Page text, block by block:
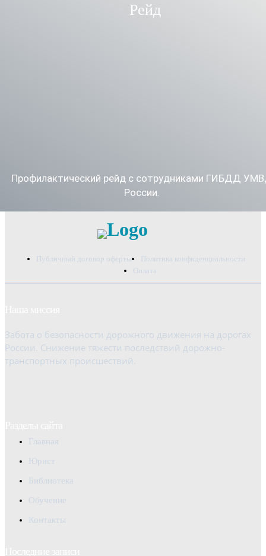
Рейд
Профилактический рейд с сотрудниками ГИБДД
России.
Публичный договор оферты
Политика конфиденциальности
Оплата
Забота о безопасности дорожного движения на дорогах
России. Снижение тяжести последствий дорожно-
транспортных происшествий.
Главная
Юрист
Библиотека
Обучение
Контакты